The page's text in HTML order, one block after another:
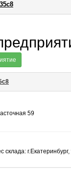
59
склада: